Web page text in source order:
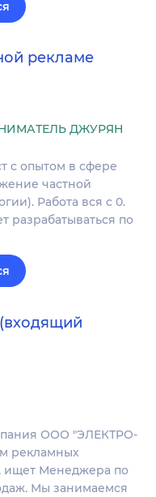
рекламе
ДЖУРЯН
с опытом в сфере
частной
Работа вся с 0.
разрабатываться по
ООО "ЭЛЕКТРО-
рекламных
ищет Менеджера по
Мы занимаемся